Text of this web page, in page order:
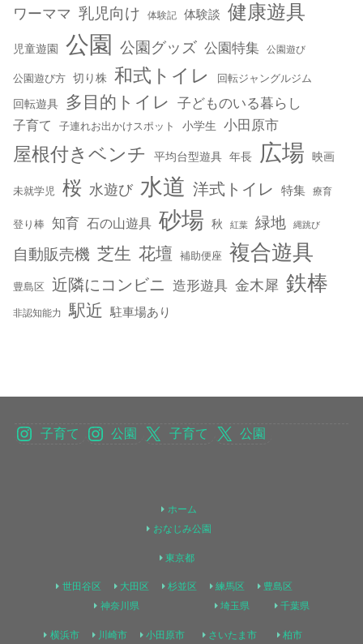
ワーママ 乳児向け 体験記 体験談 健康遊具
児童遊園 公園 公園グッズ 公園特集 公園遊び
公園遊び方 切り株 和式トイレ 回転ジャングルジム
回転遊具 多目的トイレ 子どものいる暮らし
子育て 子連れお出かけスポット 小学生 小田原市
屋根付きベンチ 平均台型遊具 年長 広場 映画
未就学児 桜 水遊び 水道 洋式トイレ 特集 療育
登り棒 知育 石の山遊具 砂場 秋 紅葉 緑地 縄跳び
自動販売機 芝生 花壇 補助便座 複合遊具
豊島区 近隣にコンビニ 造形遊具 金木犀 鉄棒
非認知能力 駅近 駐車場あり
子育て 公園 子育て 公園
ホーム
おなじみ公園
東京都
世田谷区 大田区 杉並区 練馬区
豊島区
神奈川県
横浜市 川崎市 小田原市
埼玉県
さいたま市
千葉県
柏市